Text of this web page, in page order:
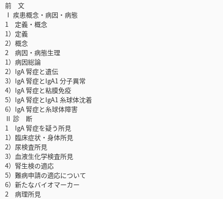
前 文
Ⅰ 疾患概念・病因・病態
1 定義・概念
1）定義
2）概念
2 病因・病態生理
1）病因総論
2）IgA 腎症と遺伝
3）IgA 腎症とIgA1 分子異常
4）IgA 腎症と粘膜免疫
5）IgA 腎症とIgA1 糸球体沈着
6）IgA 腎症と糸球体障害
Ⅱ 診 断
1 IgA 腎症を疑う所見
1）臨床症状・身体所見
2）尿検査所見
3）血液生化学検査所見
4）腎生検の適応
5）難病申請の適応について
6）新たなバイオマーカー
2 病理所見